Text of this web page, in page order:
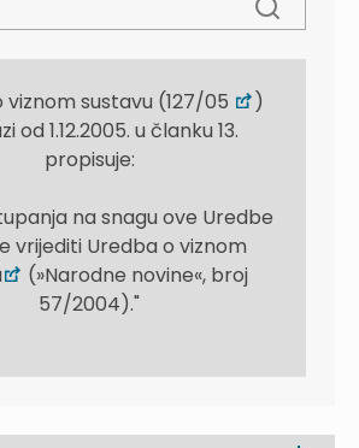
viznom sustavu (127/05
)
od 1.12.2005. u članku 13.
propisuje:
na snagu ove Uredbe
vrijediti Uredba o viznom
(»Narodne novine«, broj
57/2004)."